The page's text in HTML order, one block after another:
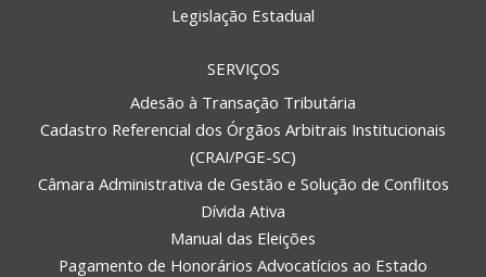
Legislação Estadual
SERVIÇOS
Adesão à Transação Tributária
Cadastro Referencial dos Órgãos Arbitrais Institucionais
(CRAI/PGE-SC)
Câmara Administrativa de Gestão e Solução de Conflitos
Dívida Ativa
Manual das Eleições
Pagamento de Honorários Advocatícios ao Estado